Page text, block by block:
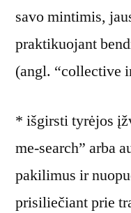
savo mintimis,
praktikuojant
(angl. “collective
* išgirsti tyrėjos
me-search” arba
pakilimus ir
prisiliečiant prie